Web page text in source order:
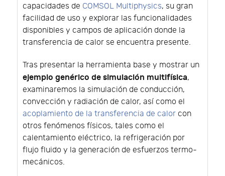
capacidades de COMSOL Multiphysics, su gran
facilidad de uso y explorar las funcionalidades
disponibles y campos de aplicación donde la
transferencia de calor se encuentra presente.
Tras presentar la herramienta base y mostrar un
ejemplo genérico de simulación multifísica,
examinaremos la simulación de conducción,
convección y radiación de calor, así como el
acoplamiento de la transferencia de calor con
otros fenómenos físicos, tales como el
calentamiento eléctrico, la refrigeración por
flujo fluido y la generación de esfuerzos termo-
mecánicos.